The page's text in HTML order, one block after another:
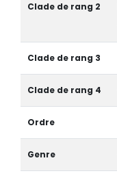
Clade de rang 2
Clade de rang 3
Clade de rang 4
Ordre
Genre